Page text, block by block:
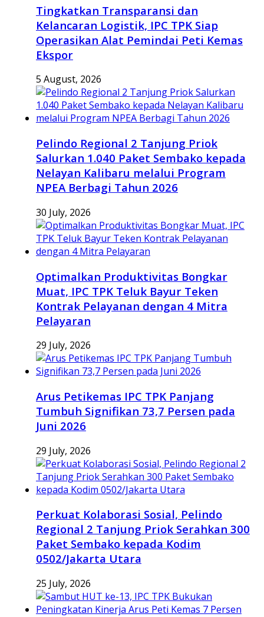
Tingkatkan Transparansi dan
Kelancaran Logistik, IPC TPK Siap
Operasikan Alat Pemindai Peti Kemas
Ekspor
5 August, 2026
Pelindo Regional 2 Tanjung Priok
Salurkan 1.040 Paket Sembako kepada
Nelayan Kalibaru melalui Program
NPEA Berbagi Tahun 2026
30 July, 2026
Optimalkan Produktivitas Bongkar
Muat, IPC TPK Teluk Bayur Teken
Kontrak Pelayanan dengan 4 Mitra
Pelayaran
29 July, 2026
Arus Petikemas IPC TPK Panjang
Tumbuh Signifikan 73,7 Persen pada
Juni 2026
29 July, 2026
Perkuat Kolaborasi Sosial, Pelindo
Regional 2 Tanjung Priok Serahkan 300
Paket Sembako kepada Kodim
0502/Jakarta Utara
25 July, 2026